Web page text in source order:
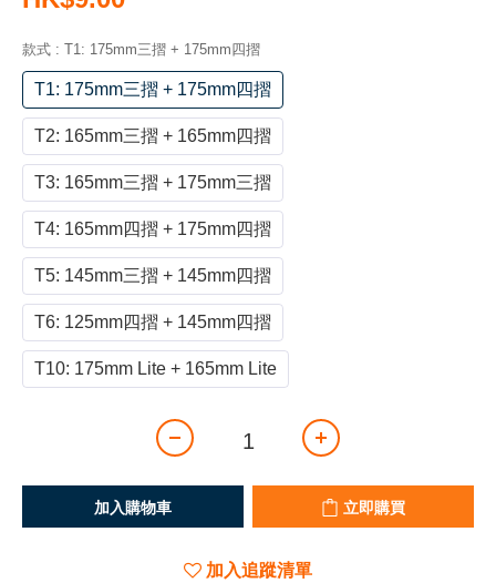
款式 : T1: 175mm三摺 + 175mm四摺
T1: 175mm三摺 + 175mm四摺
T2: 165mm三摺 + 165mm四摺
T3: 165mm三摺 + 175mm三摺
T4: 165mm四摺 + 175mm四摺
T5: 145mm三摺 + 145mm四摺
T6: 125mm四摺 + 145mm四摺
T10: 175mm Lite + 165mm Lite
加入購物車 立即購買
加入追蹤清單